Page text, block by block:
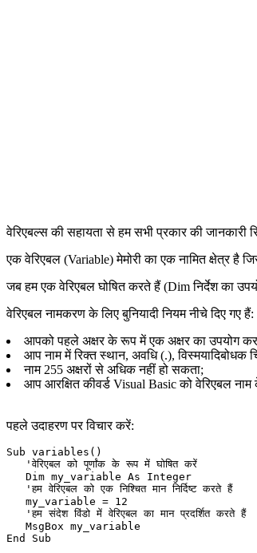
वेरिएबल्स की सहायता से हम सभी प्रकार की
एक वेरिएबल (Variable) मेमोरी का एक नामित क्षेत्र है
जब हम एक वेरिएबल घोषित करते हैं (Dim निर्देश का
वेरिएबल नामकरण के लिए बुनियादी नियम नीचे दिए गए हैं:
आपको पहले अक्षर के रूप में एक अक्षर का उपयोग
आप नाम में रिक्त स्थान, अवधि (.), विस्मयादिबोधक
नाम 255 अक्षरों से अधिक नहीं हो सकता;
आप आरक्षित कीवर्ड Visual Basic को वेरिएबल
पहले उदाहरण पर विचार करें:
Sub variables()
   'वेरिएबल को पूर्णांक के रूप में घोषित करें
   Dim my_variable As Integer
   'हम वेरिएबल को एक निश्चित मान निर्दिष्ट करते हैं
   my_variable = 12
   'हम संदेश विंडो में वेरिएबल का मान प्रदर्शित करते हैं
   MsgBox my_variable